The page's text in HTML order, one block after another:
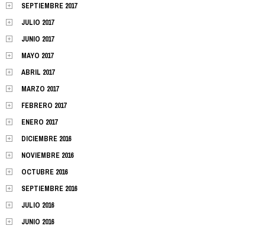
SEPTIEMBRE 2017
JULIO 2017
JUNIO 2017
MAYO 2017
ABRIL 2017
MARZO 2017
FEBRERO 2017
ENERO 2017
DICIEMBRE 2016
NOVIEMBRE 2016
OCTUBRE 2016
SEPTIEMBRE 2016
JULIO 2016
JUNIO 2016